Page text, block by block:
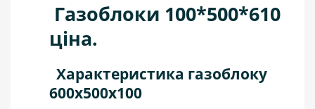
Газоблоки 100*500*610
ціна.
Характеристика газоблоку
600х500х100